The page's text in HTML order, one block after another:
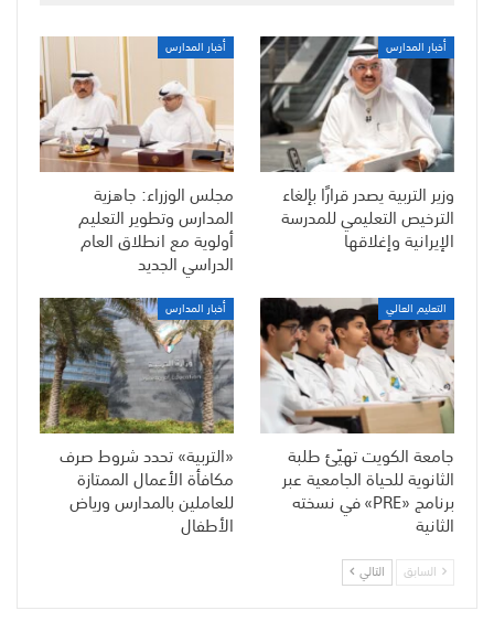
أخبار المدارس
وزير التربية يصدر قرارًا بإلغاء
الترخيص التعليمي للمدرسة
الإيرانية وإغلاقها
أخبار المدارس
مجلس الوزراء: جاهزية
المدارس وتطوير التعليم
أولوية مع انطلاق العام
الدراسي الجديد
التعليم العالي
جامعة الكويت تهيّئ طلبة
الثانوية للحياة الجامعية عبر
برنامج «PRE» في نسخته
الثانية
أخبار المدارس
«التربية» تحدد شروط صرف
مكافأة الأعمال الممتازة
للعاملين بالمدارس ورياض
الأطفال
السابق التالي